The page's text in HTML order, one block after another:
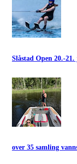
Slåstad Open 20.-
over 35 samling